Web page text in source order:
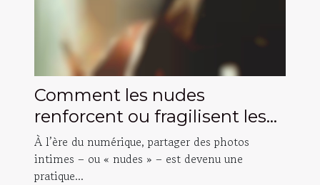
Comment les nudes
renforcent ou fragilisent les
liens amoureux ?
À l’ère du numérique, partager des photos
intimes – ou « nudes » – est devenu une
pratique...